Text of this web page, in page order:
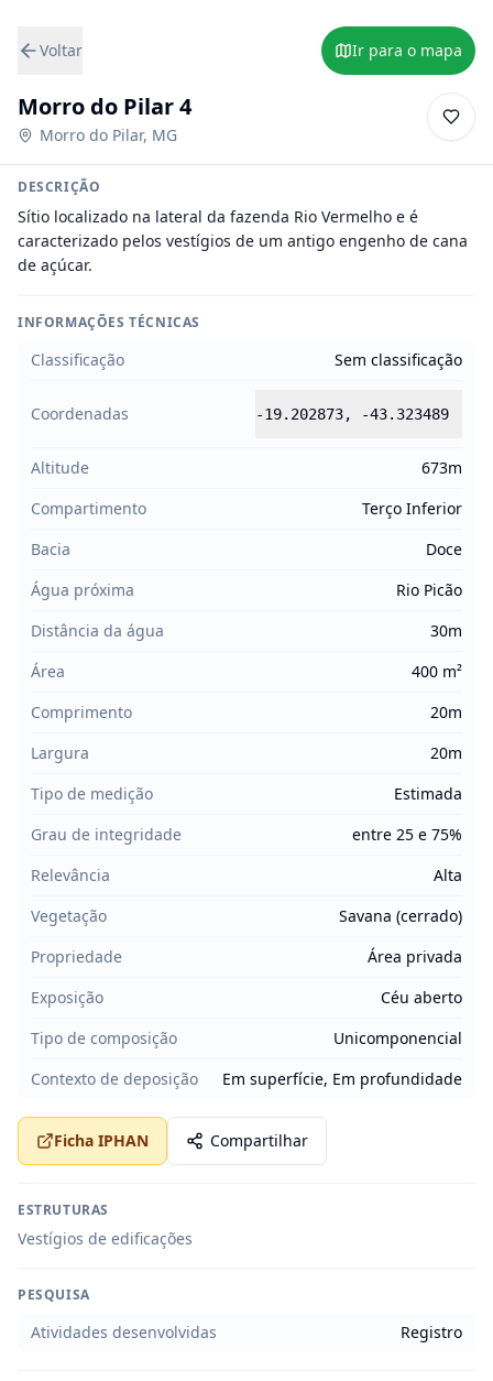
Voltar Ir para o mapa
Morro do Pilar 4
Morro do Pilar, MG
DESCRIÇÃO
Sítio localizado na lateral da fazenda Rio Vermelho e é
caracterizado pelos vestígios de um antigo engenho de cana
de açúcar.
INFORMAÇÕES TÉCNICAS
Classificação Sem classificação
Coordenadas -19.202873, -43.323489
Altitude
673m
Compartimento
Terço Inferior
Bacia
Doce
Água próxima
Rio Picão
Distância da água
30m
Área
400 m²
Comprimento
20m
Largura
20m
Tipo de medição
Estimada
Grau de integridade
entre 25 e 75%
Relevância
Alta
Vegetação
Savana (cerrado)
Propriedade
Área privada
Exposição
Céu aberto
Tipo de composição
Unicomponencial
Contexto de deposição
Em superfície, Em profundidade
Ficha IPHAN Compartilhar
ESTRUTURAS
Vestígios de edificações
PESQUISA
Atividades desenvolvidas Registro